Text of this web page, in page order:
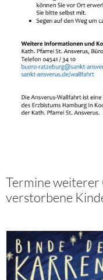
Termine
verstorbene